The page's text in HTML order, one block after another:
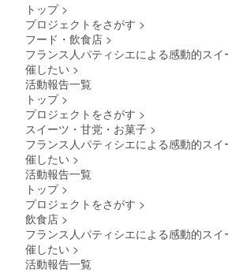
トップ >
プロジェクトをさがす >
フード・飲食店 >
フランス人パティシエによる感動的ス
催したい >
活動報告一覧
トップ >
プロジェクトをさがす >
スイーツ・甘党・お菓子 >
フランス人パティシエによる感動的ス
催したい >
活動報告一覧
トップ >
プロジェクトをさがす >
飲食店 >
フランス人パティシエによる感動的ス
催したい >
活動報告一覧